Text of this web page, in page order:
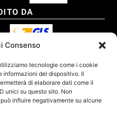
Consenso
tecnologie come i cookie
informazioni del dispositivo. Il
di elaborare dati come il
unici su questo sito. Non
influire negativamente su alcune
DA